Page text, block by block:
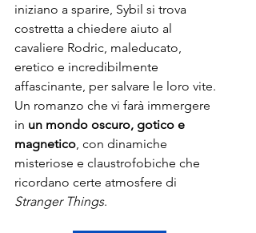
iniziano a sparire, Sybil si trova
costretta a chiedere aiuto al
cavaliere Rodric, maleducato,
eretico e incredibilmente
affascinante, per salvare le loro vite.
Un romanzo che vi farà immergere
in un mondo oscuro, gotico e
magnetico , con dinamiche
misteriose e claustrofobiche che
ricordano certe atmosfere di
Stranger Things.